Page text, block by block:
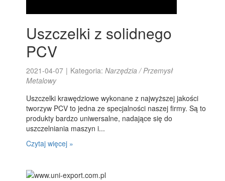
Uszczelki z solidnego
PCV
2021-04-07 | Kategoria:Narzędzia / Przemysł
Metalowy
Uszczelki krawędziowe wykonane z najwyższej jakości
tworzyw PCV to jedna ze specjalności naszej firmy. Są to
produkty bardzo uniwersalne, nadające się do
uszczelniania maszyn i...
Czytaj więcej »